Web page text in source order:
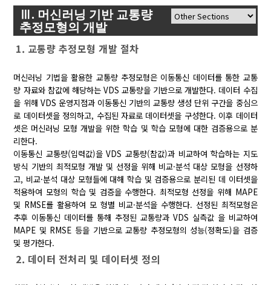
Ⅲ. 머신러닝 기반 교통량
추정모형의 개발
1. 교통량 추정모형 개발 절차
머신러닝 기법을 활용한 교통량 추정모형은 이동통신 데이터를 통한 교통
량 자료와 참값에 해당하는 VDS 교통량을 기반으로 개발한다. 데이터 수집
을 위해 VDS 운영지점과 이동통신 기반의 교통량 생성 단위 구간을 중심으
로 데이터셋을 정의하고, 수집된 자료로 데이터셋을 구성한다. 이후 데이터
셋은 머신러닝 모형 개발을 위한 학습 및 학습 모형에 대한 검증용으로 분
리한다.
이동통신 교통량(입력값)을 VDS 교통량(참값)과 비교하여 학습하는 지도
방식 기반의 최적모형 개발 및 선정을 위해 비교·분석 대상 모형을 선정하
고, 비교·분석 대상 모형들에 대해 학습 및 검증용으로 분리된 데 이터셋을
적용하여 모형의 학습 및 검증을 수행한다. 최적모형 선정을 위해 MAPE
및 RMSE를 활용하여 모 형별 비교·분석을 수행한다. 선정된 최적모형은
추후 이동통신 데이터를 통해 추정된 교통량과 VDS 실측값 을 비교하여
MAPE 및 RMSE 등을 기반으로 교통량 추정모형의 성능(정확도)을 검증
및 평가한다.
2. 데이터 전처리 및 데이터셋 정의